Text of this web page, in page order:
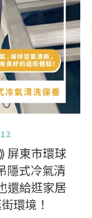
屏東市環球
隱式冷氣清
還給逛家居
環境！